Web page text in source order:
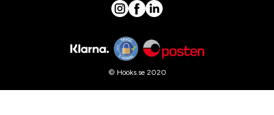
© Hööks.se 2020